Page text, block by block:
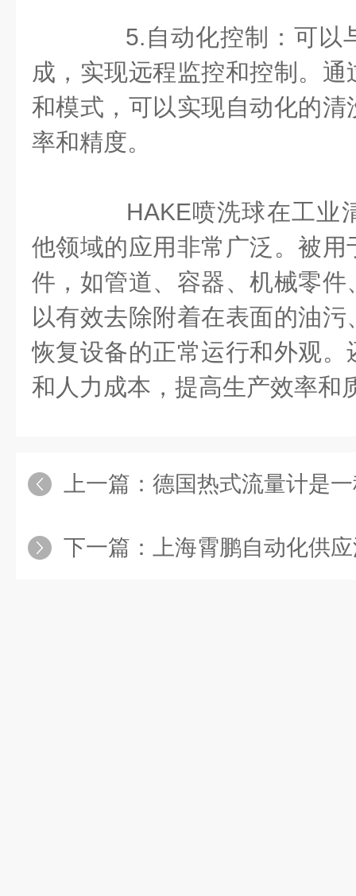
5.自动化控制：可以
成，实现远程监控和控制。
和模式，可以实现自动化的
率和精度。
HAKE喷洗球在工业
他领域的应用非常广泛。被
件，如管道、容器、机械零
以有效去除附着在表面的油
恢复设备的正常运行和外观
和人力成本，提高生产效率和
上一篇： 德国热式流量计是一种
下一篇： 上海霄鹏自动化供应沃茨阀门全